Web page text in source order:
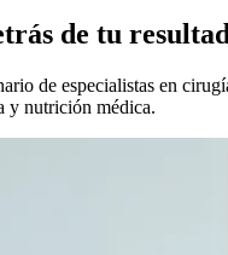
de tu
de especialistas en
y nutrición médica.